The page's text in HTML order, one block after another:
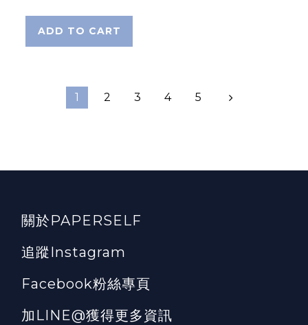
ADD TO CART
1 2 3 4 5
關於PAPERSELF
追蹤Instagram
Facebook粉絲專頁
加LINE@獲得更多資訊